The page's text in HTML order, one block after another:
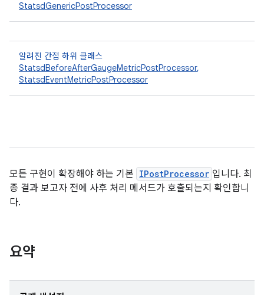
StatsdGenericPostProcessor
알려진 간접 하위 클래스
StatsdBeforeAfterGaugeMetricPostProcessor,
StatsdEventMetricPostProcessor
모든 구현이 확장해야 하는 기본 IPostProcessor 입니다. 최
종 결과 보고자 전에 사후 처리 메서드가 호출되는지 확인합니
다.
요약